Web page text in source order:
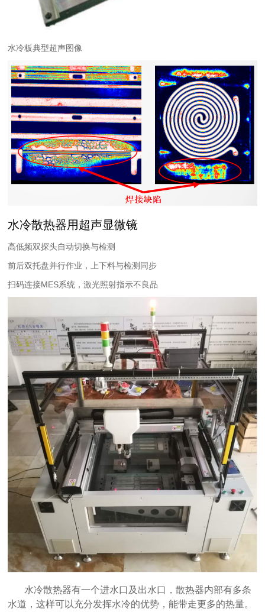
水冷板典型超声图像
水冷散热器用超声显微镜
高低频双探头自动切换与检测
前后双托盘并行作业，上下料与检测同步
扫码连接MES系统，激光照射指示不良品
水冷散热器有一个进水口及出水口，散热器内部有多条
水道，这样可以充分发挥水冷的优势，能带走更多的热量。